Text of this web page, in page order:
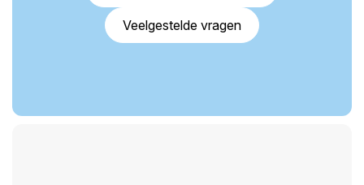
Veelgestelde vragen